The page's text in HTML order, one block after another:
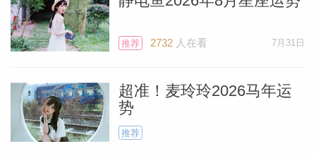
你将掌握主动权。如果你最近一直很忙碌，
不妨花些时间反思自己的感受。周二，开朗
的木星进入你的第八宫（财帛宫），未来一
开展的商业活动带来好运。周五，充满活力
的火星与富有创新精神的天王星在你的家庭
宫相遇——现在或许是重新规划居住空间的
推荐 2732人在看 7月31日
超准！麦玲玲2026马年运
势
推荐